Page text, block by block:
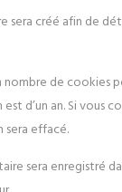
sera créé afin de
de cookies
d’un an. Si
effacé.
sera enregistré